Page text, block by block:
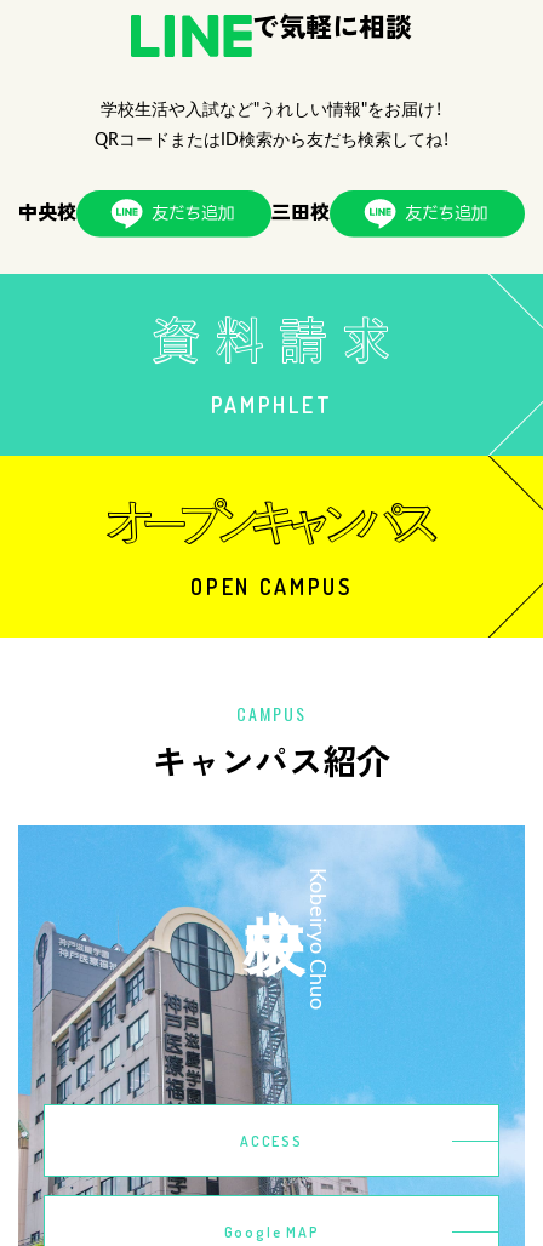
で気軽に相談
学校生活や入試など"うれしい情報"をお届け！
QRコードまたはID検索から友だち検索してね！
中央校 三田校
PAMPHLET
OPEN CAMPUS
CAMPUS
キャンパス紹介
Kobeiryo Chuo
ACCESS
Google MAP